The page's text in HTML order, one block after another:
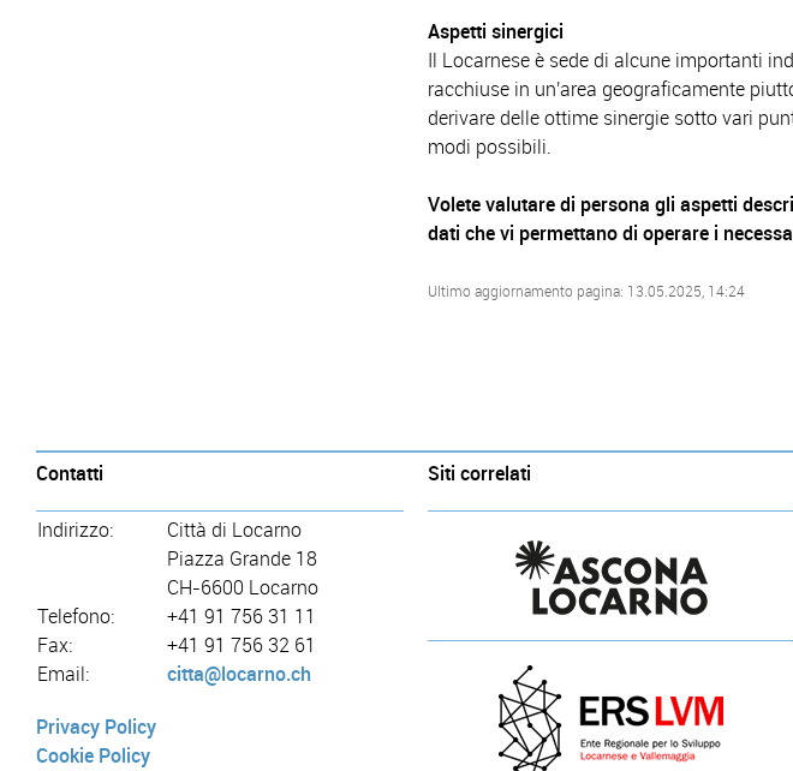
Aspetti sinergici
Il Locarnese è sede di alcune importanti
racchiuse in un'area geograficamente
derivare delle ottime sinergie sotto vari
modi possibili.
Volete valutare di persona gli aspetti
dati che vi permettano di operare i
Ultimo aggiornamento pagina: 13.05.2025, 14:24
Contatti
Indirizzo:
Città di Locarno
Piazza Grande 18
CH-6600 Locarno
Telefono:
+41 91 756 31 11
Fax:
+41 91 756 32 61
Email:
citta@locarno.ch
Privacy Policy
Cookie Policy
Siti correlati